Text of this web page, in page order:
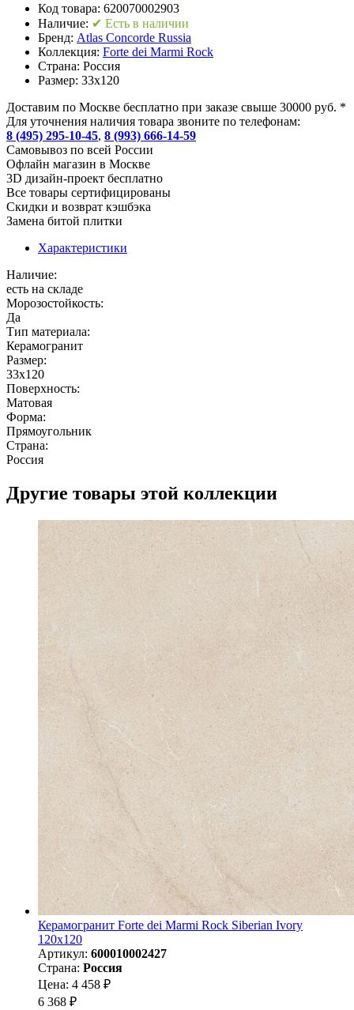
Код товара: 620070002903
Наличие: ✔ Есть в наличии
Бренд: Atlas Concorde Russia
Коллекция: Forte dei Marmi Rock
Страна: Россия
Размер: 33x120
Доставим по Москве бесплатно при заказе свыше 30000 руб. *
Для уточнения наличия товара звоните по телефонам:
8 (495) 295-10-45, 8 (993) 666-14-59
Cамовывоз по всей России
Офлайн магазин в Москве
3D дизайн-проект бесплатно
Все товары сертифицированы
Скидки и возврат кэшбэка
Замена битой плитки
Характеристики
Наличие:
есть на складе
Морозостойкость:
Да
Тип материала:
Керамогранит
Размер:
33x120
Поверхность:
Матовая
Форма:
Прямоугольник
Страна:
Россия
Другие товары этой коллекции
Керамогранит Forte dei Marmi Rock Siberian Ivory
120x120
Артикул: 600010002427
Страна: Россия
Цена: 4 458 ₽
6 368 ₽